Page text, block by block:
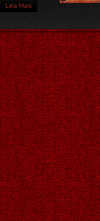
Leia Mais